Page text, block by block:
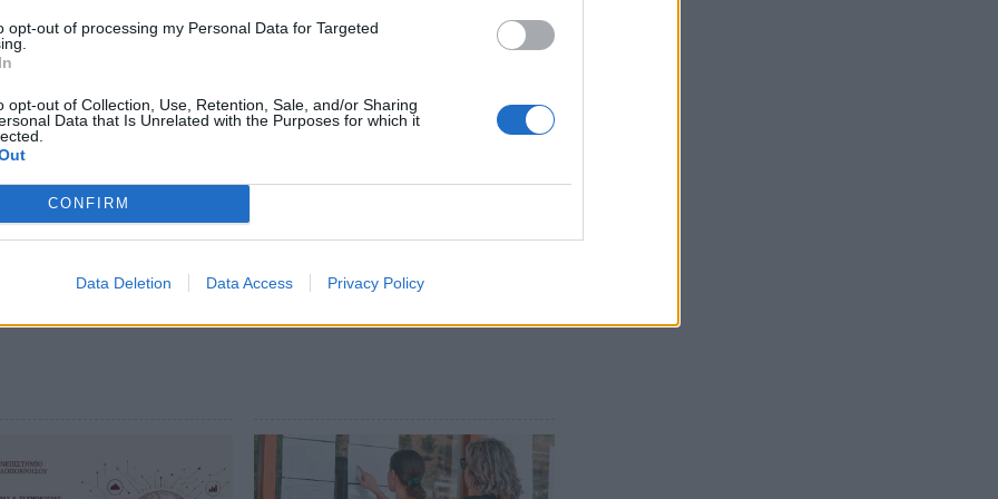
opt-out of processing my Personal Data for Targeted
opt-out of Collection, Use, Retention, Sale, and/or Sharing
Data that Is Unrelated with the Purposes for which it
CONFIRM
Data Deletion Data Access Privacy Policy
διδασκαλία των ελληνικών χορών.
Δημάρχου Σπάρτης κ Αργειτάκου, ο
που γίνεται αλλά και το δίκαιο του
του.
σε εκδήλωση του Δημοτικού
οπότε και συνεχάρησαν γονε'ις,
και την πρωτοτυπία τους.